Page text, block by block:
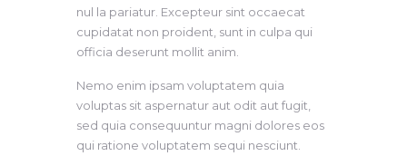
nul la pariatur. Excepteur sint occaecat
cupidatat non proident, sunt in culpa qui
officia deserunt mollit anim.
Nemo enim ipsam voluptatem quia
voluptas sit aspernatur aut odit aut fugit,
sed quia consequuntur magni dolores eos
qui ratione voluptatem sequi nesciunt.